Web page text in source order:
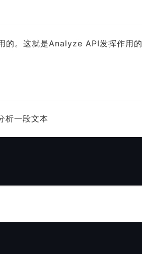
的。这就是Analyze API发挥作用的
析一段文本